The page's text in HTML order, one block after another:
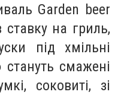
Garden beer
на гриль,
під хмільні
смажені
соковиті, зі